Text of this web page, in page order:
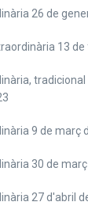
26 de
13
9 de març
30 de
27 d'abril